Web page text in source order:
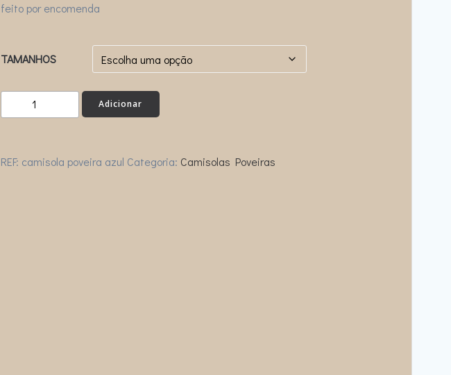
feito por encomenda
TAMANHOS
Quantidade
de
Adicionar
REF: camisola poveira azul Categoria: Camisolas Poveiras